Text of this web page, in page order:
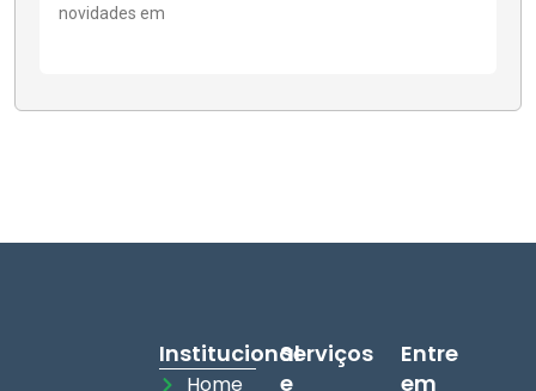
novidades em
Institucional
Home
Serviços
e
Entre
em